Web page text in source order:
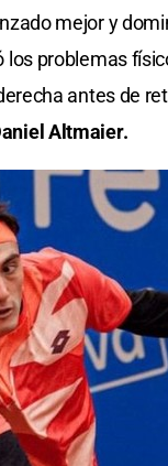
mejor y
problemas
antes de
Altmaier.